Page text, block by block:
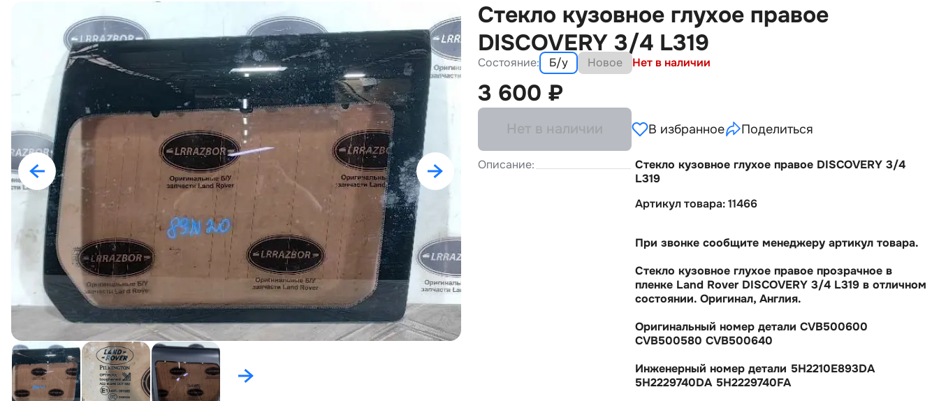
Стекло кузовное глухое правое
DISCOVERY 3/4 L319
Состояние: Б/у Новое Нет в наличии
3 600 ₽
Нет в наличии В избранное Поделиться
Описание:
Стекло кузовное глухое правое DISCOVERY 3/4
L319
Артикул товара: 11466
При звонке сообщите менеджеру артикул товара.
Стекло кузовное глухое правое прозрачное
пленке Land Rover DISCOVERY 3/4 L319 в отличном
состоянии. Оригинал, Англия.
Оригинальный номер детали CVB500600
CVB500580 CVB500640
Инженерный номер детали 5H2210E893DA
5H2229740DA 5H2229740FA